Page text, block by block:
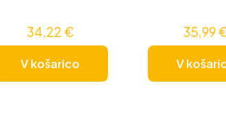
34,22 €
V košarico
35,99
V